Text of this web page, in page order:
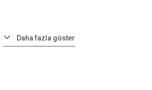
Daha fazla göster